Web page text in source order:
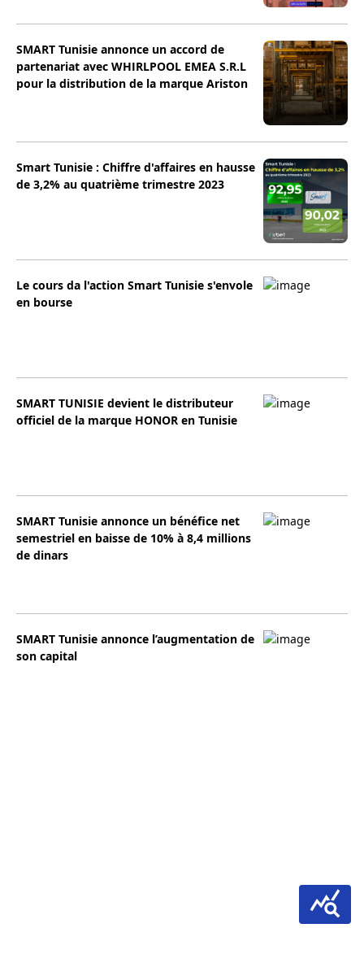
SMART Tunisie annonce un accord de
partenariat avec WHIRLPOOL EMEA S.R.L
pour la distribution de la marque Ariston
Smart Tunisie : Chiffre d'affaires en hausse
de 3,2% au quatrième trimestre 2023
Le cours da l'action Smart Tunisie s'envole
en bourse
SMART TUNISIE devient le distributeur
officiel de la marque HONOR en Tunisie
SMART Tunisie annonce un bénéfice net
semestriel en baisse de 10% à 8,4 millions
de dinars
SMART Tunisie annonce l’augmentation de
son capital